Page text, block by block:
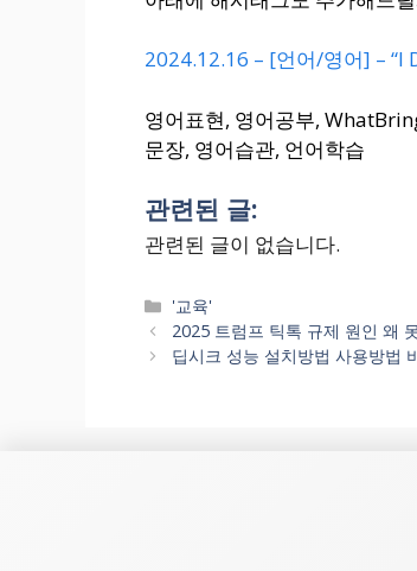
2024.12.16 – [언어/영어] – “I
영어표현, 영어공부,
문장, 영어습관, 언어학습
관련된 글:
관련된 글이 없습니다.
Categories
'교육'
2025 트럼프 틱톡 규제 원인 왜
딥시크 성능 설치방법 사용방법